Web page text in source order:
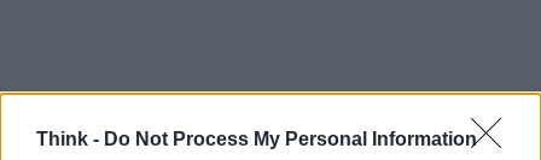
Think - Do Not Process My Personal Information